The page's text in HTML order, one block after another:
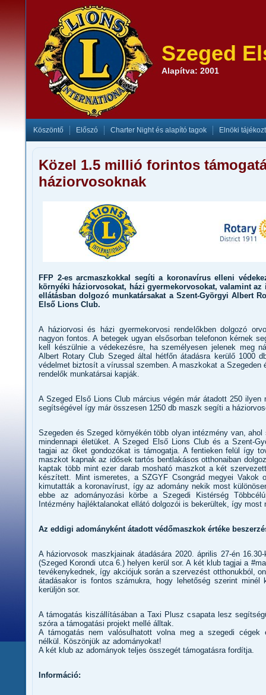
Szeged
Alapítva: 2001
Köszöntő Előszó Charter Night és alapító tagok Elnöki
Közel 1.5 millió forintos
háziorvosoknak
FFP 2-es arcmaszkokkal segíti a koronavírus elleni
környéki háziorvosokat, házi gyermekorvosokat, valamint
ellátásban dolgozó munkatársakat a Szent-Györgyi Albert
Első Lions Club.
A háziorvosi és házi gyermekorvosi rendelőkben dolgozó
nagyon fontos. A betegek ugyan elsősorban telefonon kérnek
kell készülnie a védekezésre, ha személyesen jelenek meg
Albert Rotary Club Szeged által hétfőn átadásra kerülő 1000
védelmet biztosít a vírussal szemben. A maszkokat a Szegeden
rendelők munkatársai kapják.
A Szeged Első Lions Club március végén már átadott 250 ilyen
segítségével így már összesen 1250 db maszk segíti a
Szegeden és Szeged környékén több olyan intézmény van,
mindennapi életüket. A Szeged Első Lions Club és a Szent-
tagjai az őket gondozókat is támogatja. A fentieken felül így
maszkot kapnak az idősek tartós bentlakásos otthonaiban
kaptak több mint ezer darab mosható maszkot a két
készített. Mint ismeretes, a SZGYF Csongrád megyei Vakok
kimutatták a koronavírust, így az adomány nekik most
ebbe az adományozási körbe a Szegedi Kistérség
Intézmény hajléktalanokat ellátó dolgozói is bekerültek, így
Az eddigi adományként átadott védőmaszkok értéke
A háziorvosok maszkjainak átadására 2020. április 27-én
(Szeged Korondi utca 6.) helyen kerül sor. A két klub tagjai a
tevékenykednek, így akciójuk során a szervezést otthonukból,
átadásakor is fontos számukra, hogy lehetőség szerint minél
kerüljön sor.
A támogatás kiszállításában a Taxi Plusz csapata lesz
szóra a támogatási projekt mellé álltak.
A támogatás nem valósulhatott volna meg a szegedi cégek
nélkül. Köszönjük az adományokat!
A két klub az adományok teljes összegét támogatásra fordítja.
Információ: